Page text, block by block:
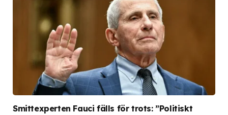
Smittexperten Fauci fälls för trots: ”Politiskt